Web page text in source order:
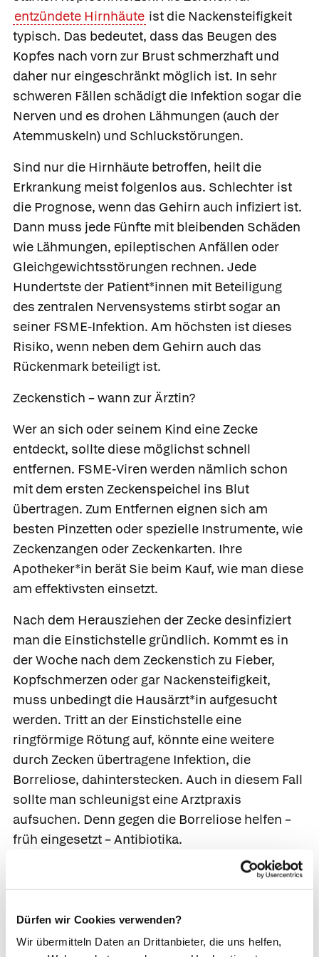
Dürfen wir Cookies verwenden?
Wir übermitteln Daten an Drittanbieter, die uns helfen,
entzündete Hirnhäute ist die Nackensteifigkeit
typisch. Das bedeutet, dass das Beugen des
Kopfes nach vorn zur Brust schmerzhaft und
daher nur eingeschränkt möglich ist. In sehr
schweren Fällen schädigt die Infektion sogar die
Nerven und es drohen Lähmungen (auch der
Atemmuskeln) und Schluckstörungen.
Sind nur die Hirnhäute betroffen, heilt die
Erkrankung meist folgenlos aus. Schlechter ist
die Prognose, wenn das Gehirn auch infiziert ist.
Dann muss jede Fünfte mit bleibenden Schäden
wie Lähmungen, epileptischen Anfällen oder
Gleichgewichtsstörungen rechnen. Jede
Hundertste der Patient*innen mit Beteiligung
des zentralen Nervensystems stirbt sogar an
seiner FSME-Infektion. Am höchsten ist dieses
Risiko, wenn neben dem Gehirn auch das
Rückenmark beteiligt ist.
Zeckenstich – wann zur Ärztin?
Wer an sich oder seinem Kind eine Zecke
entdeckt, sollte diese möglichst schnell
entfernen. FSME-Viren werden nämlich schon
mit dem ersten Zeckenspeichel ins Blut
übertragen. Zum Entfernen eignen sich am
besten Pinzetten oder spezielle Instrumente, wie
Zeckenzangen oder Zeckenkarten. Ihre
Apotheker*in berät Sie beim Kauf, wie man diese
am effektivsten einsetzt.
Nach dem Herausziehen der Zecke desinfiziert
man die Einstichstelle gründlich. Kommt es in
der Woche nach dem Zeckenstich zu Fieber,
Kopfschmerzen oder gar Nackensteifigkeit,
muss unbedingt die Hausärzt*in aufgesucht
werden. Tritt an der Einstichstelle eine
ringförmige Rötung auf, könnte eine weitere
durch Zecken übertragene Infektion, die
Borreliose, dahinterstecken. Auch in diesem Fall
sollte man schleunigst eine Arztpraxis
aufsuchen. Denn gegen die Borreliose helfen –
früh eingesetzt – Antibiotika.
In der Arztpraxis wird ein Verdacht auf FSME
über eine Blutentnahme abgeklärt. In den ersten
mehr möglich, dann sucht die Ärzt*in nach